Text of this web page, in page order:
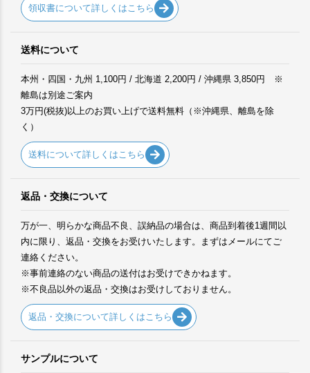
領収書について詳しくはこちら
送料について
本州・四国・九州 1,100円 / 北海道 2,200円 / 沖縄県 3,850円 ※
離島は別途ご案内
3万円(税抜)以上のお買い上げで送料無料（※沖縄県、離島を除
く）
送料について詳しくはこちら
返品・交換について
万が一、明らかな商品不良、誤納品の場合は、商品到着後1週間以
内に限り、返品・交換をお受けいたします。まずはメールにてご
連絡ください。
※事前連絡のない商品の送付はお受けできかねます。
※不良品以外の返品・交換はお受けしておりません。
返品・交換について詳しくはこちら
サンプルについて